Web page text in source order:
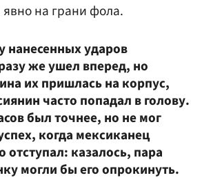
на грани фола.
нанесенных ударов
же ушел вперед, но
их пришлась на корпус,
часто попадал в голову.
был точнее, но не мог
когда мексиканец
казалось, пара
могли бы его опрокинуть.